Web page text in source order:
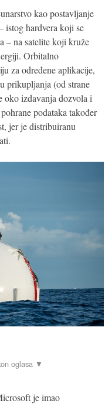
kao postavljanje
istog hardvera koji se
– na satelite koji kruže
Orbitalno
za određene aplikacije,
prikupljanja (od strane
oko izdavanja dozvola i
podataka također
jer je distribuiranu
je imao